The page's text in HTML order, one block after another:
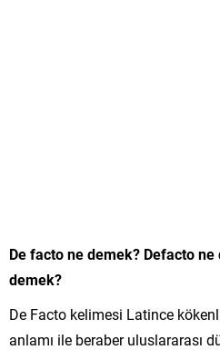
De facto ne demek? Defacto
demek?
De Facto kelimesi Latince
anlamı ile beraber uluslararası